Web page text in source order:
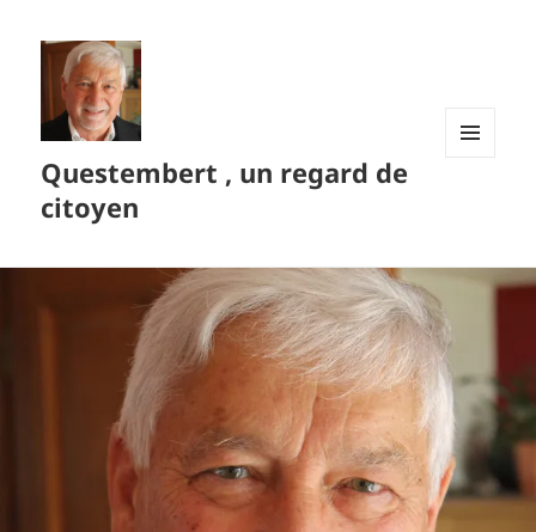
Questembert , un regard de
citoyen